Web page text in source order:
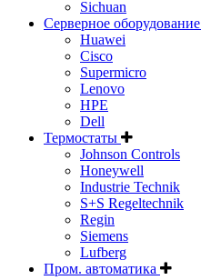
Sichuan
Серверное оборудование
Huawei
Cisco
Supermicro
Lenovo
HPE
Dell
Термостаты
Johnson Controls
Honeywell
Industrie Technik
S+S Regeltechnik
Regin
Siemens
Lufberg
Пром. автоматика